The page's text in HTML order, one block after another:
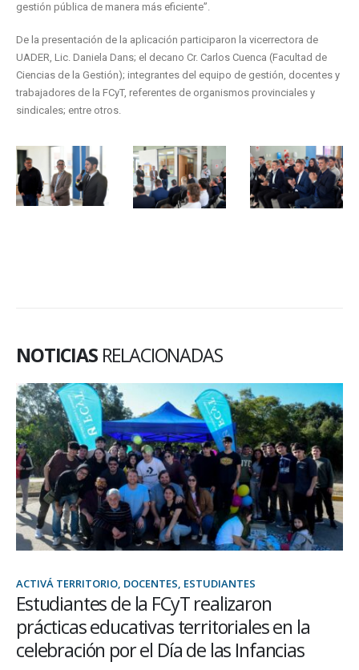
gestión pública de manera más eficiente”.
De la presentación de la aplicación participaron la vicerrectora de
UADER, Lic. Daniela Dans; el decano Cr. Carlos Cuenca (Facultad de
Ciencias de la Gestión); integrantes del equipo de gestión, docentes y
trabajadores de la FCyT, referentes de organismos provinciales y
sindicales; entre otros.
NOTICIAS RELACIONADAS
ACTIVÁ TERRITORIO, DOCENTES, ESTUDIANTES
Estudiantes de la FCyT realizaron
prácticas educativas territoriales en la
celebración por el Día de las Infancias